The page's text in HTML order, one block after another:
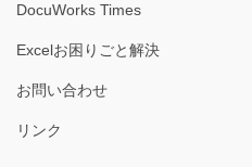
DocuWorks Times
Excelお困りごと解決
お問い合わせ
リンク